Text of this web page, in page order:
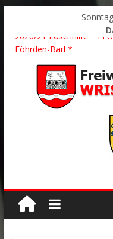
2026/21 Löschhilfe *
2026/24 * TH G Y * PKW
2026/23 TH K Y *
2026/22 TH Y * VU * 1
Der schönste Einsatz des